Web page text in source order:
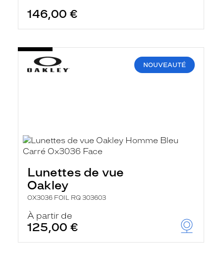
146,00 €
NOUVEAUTÉ
Lunettes de vue
Oakley
OX3036 FOIL RQ 303603
À partir de
125,00 €